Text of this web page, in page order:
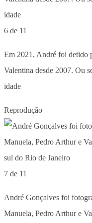
6 de 11
Em 2021, André foi detido
Valentina desde 2007. Ou
idade
Reprodução
7 de 11
André Gonçalves foi
Manuela, Pedro Arthur e